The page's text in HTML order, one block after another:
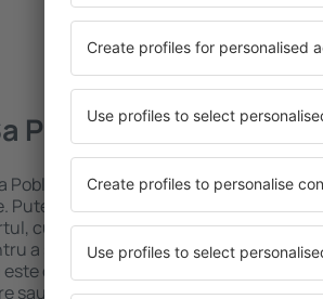
Vedeţi
Pobla
Pobla? Găsiți cazare pentru fiecare
Puteți beneficia de proprietăți
cu numeroase facilități, precum și
a sta câteva zile în timpul unui city
disponibilă în centrul orașului, lângă
sau regiuni mai puțin populare. Acest